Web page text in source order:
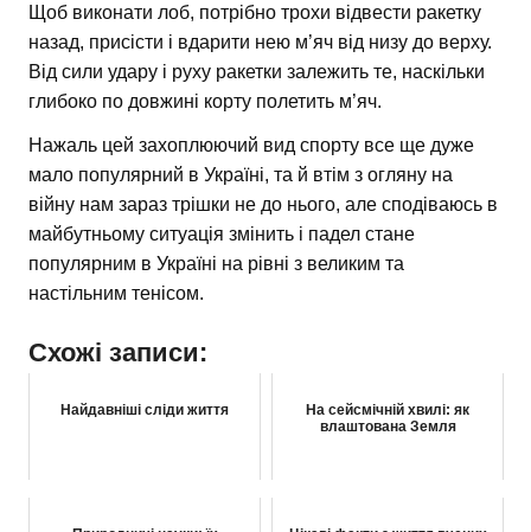
Щоб виконати лоб, потрібно трохи відвести ракетку
назад, присісти і вдарити нею м’яч від низу до верху.
Від сили удару і руху ракетки залежить те, наскільки
глибоко по довжині корту полетить м’яч.
Нажаль цей захоплюючий вид спорту все ще дуже
мало популярний в Україні, та й втім з огляну на
війну нам зараз трішки не до нього, але сподіваюсь в
майбутньому ситуація змінить і падел стане
популярним в Україні на рівні з великим та
настільним тенісом.
Схожі записи:
Найдавніші сліди життя
На сейсмічній хвилі: як
влаштована Земля